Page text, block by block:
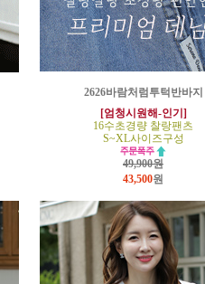
2626바람처럼투턱반바지
[엄청시원해-인기]
16수초경량 찰랑팬츠
S~XL사이즈구성
49,900원
43,500원